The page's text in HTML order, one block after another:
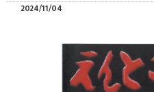
2024/11/04